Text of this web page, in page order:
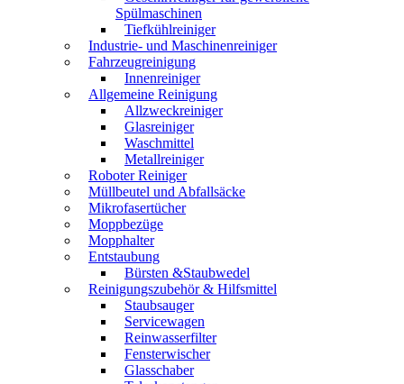
Spülmaschinen
Tiefkühlreiniger
Industrie- und Maschinenreiniger
Fahrzeugreinigung
Innenreiniger
Allgemeine Reinigung
Allzweckreiniger
Glasreiniger
Waschmittel
Metallreiniger
Roboter Reiniger
Müllbeutel und Abfallsäcke
Mikrofasertücher
Moppbezüge
Mopphalter
Entstaubung
Bürsten &Staubwedel
Reinigungszubehör & Hilfsmittel
Staubsauger
Servicewagen
Reinwasserfilter
Fensterwischer
Glasschaber